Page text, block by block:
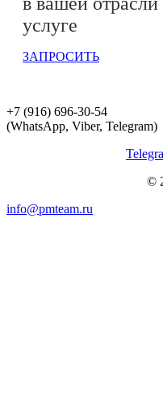
услуге
ЗАПРОСИТЬ
+7 (916) 696-30-54
(WhatsApp, Viber, Telegram)
©
info@pmteam.ru